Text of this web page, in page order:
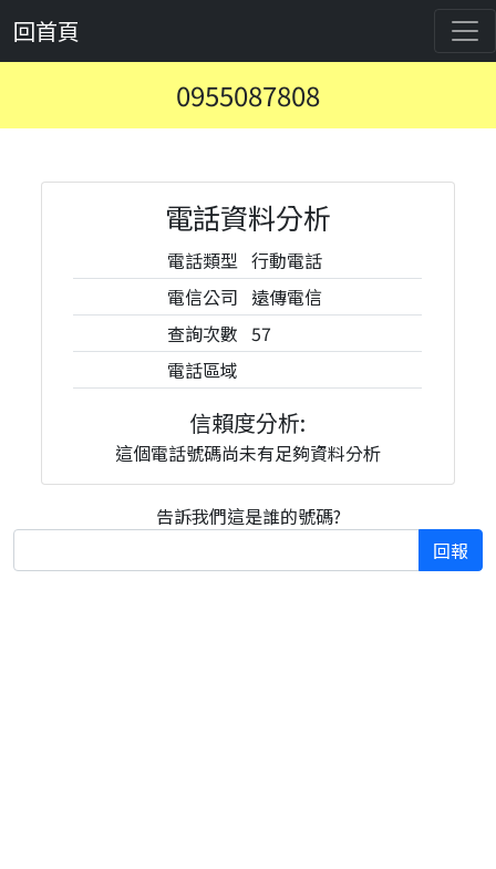
回首頁
0955087808
電話資料分析
電話類型 行動電話
電信公司 遠傳電信
查詢次數 57
電話區域
信賴度分析:
這個電話號碼尚未有足夠資料分析
告訴我們這是誰的號碼?
回報